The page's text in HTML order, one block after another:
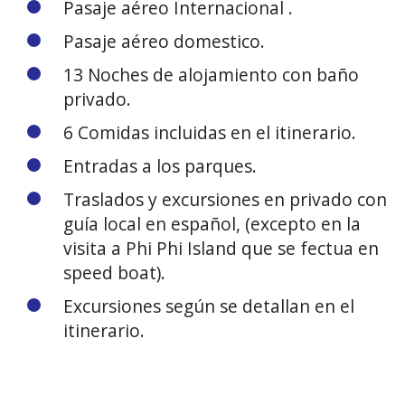
Pasaje aéreo Internacional .
Pasaje aéreo domestico.
13 Noches de alojamiento con baño
privado.
6 Comidas incluidas en el itinerario.
Entradas a los parques.
Traslados y excursiones en privado con
guía local en español, (excepto en la
visita a Phi Phi Island que se fectua en
speed boat).
Excursiones según se detallan en el
itinerario.